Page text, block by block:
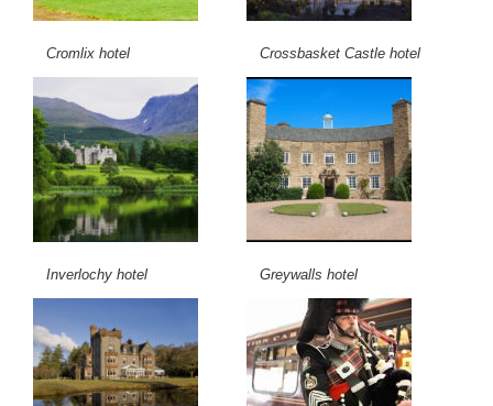
Cromlix hotel Crossbasket Castle hotel
Inverlochy hotel Greywalls hotel